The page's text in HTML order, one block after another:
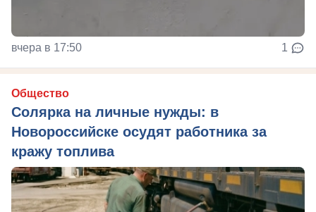
вчера в 17:50 1
Общество
Солярка на личные нужды: в
Новороссийске осудят работника за
кражу топлива